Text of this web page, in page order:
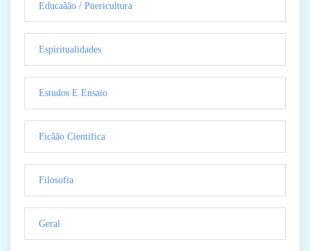
Educaãão / Puericultura
Espiritualidades
Estudos E Ensaio
Ficãão Cientifica
Filosofia
Geral